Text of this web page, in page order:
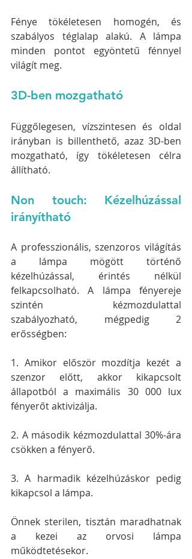
Fénye tökéletesen homogén, és
szabályos téglalap alakú. A lámpa
minden pontot egyöntetű fénnyel
világít meg.
3D-ben mozgatható
Függőlegesen, vízszintesen és oldal
irányban is billenthető, azaz 3D-ben
mozgatható, így tökéletesen célra
állítható.
Non touch: Kézelhúzással
irányítható
A professzionális, szenzoros világítás
a lámpa mögött történő
kézelhúzással, érintés nélkül
felkapcsolható. A lámpa fényereje
szintén kézmozdulattal
szabályozható, mégpedig 2
erősségben:
1. Amikor először mozdítja kezét a
szenzor előtt, akkor kikapcsolt
állapotból a maximális 30 000 lux
fényerőt aktivizálja.
2. A második kézmozdulattal 30%-ára
csökken a fényerő.
3. A harmadik kézelhúzáskor pedig
kikapcsol a lámpa.
Önnek sterilen, tisztán maradhatnak
a kezei az orvosi lámpa
működtetésekor.